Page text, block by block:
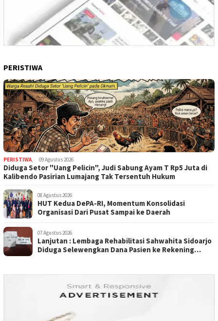
PERISTIWA
PERISTIWA, 09 Agustus 2026
Diduga Setor "Uang Pelicin", Judi Sabung Ayam T Rp5 Juta di
Kalibendo Pasirian Lumajang Tak Tersentuh Hukum
08 Agustus 2026
HUT Kedua DePA-RI, Momentum Konsolidasi
Organisasi Dari Pusat Sampai ke Daerah
07 Agustus 2026
Lanjutan : Lembaga Rehabilitasi Sahwahita Sidoarjo
Diduga Selewengkan Dana Pasien ke Rekening